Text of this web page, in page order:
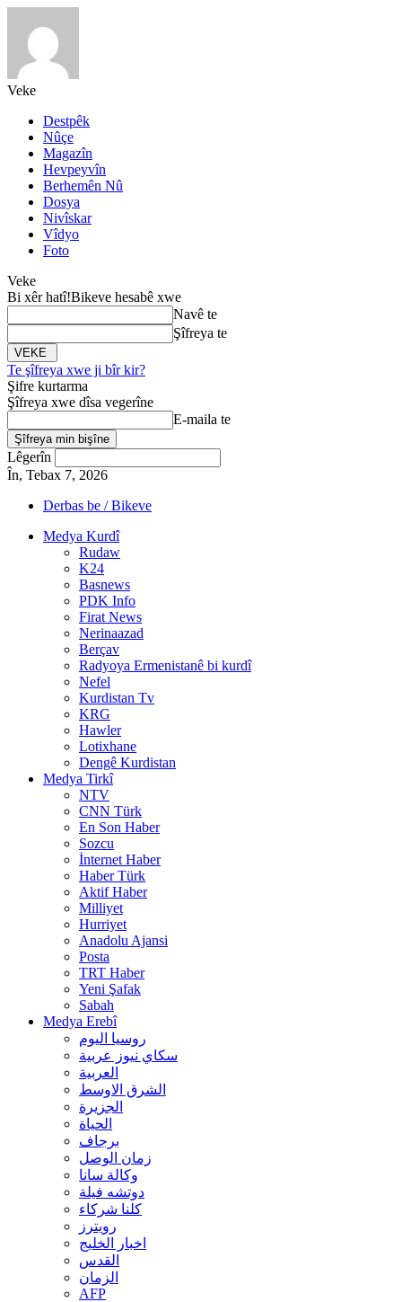
Veke
Destpêk
Nûçe
Magazîn
Hevpeyvîn
Berhemên Nû
Dosya
Nivîskar
Vîdyo
Foto
Veke
Bi xêr hatî!Bikeve hesabê xwe
Navê te
Şîfreya te
Te şîfreya xwe ji bîr kir?
Şifre kurtarma
Şîfreya xwe dîsa vegerîne
E-maila te
Lêgerîn
În, Tebax 7, 2026
Derbas be / Bikeve
Medya Kurdî
Rudaw
K24
Basnews
PDK Info
Firat News
Nerinaazad
Berçav
Radyoya Ermenistanê bi kurdî
Nefel
Kurdistan Tv
KRG
Hawler
Lotixhane
Dengê Kurdistan
Medya Tirkî
NTV
CNN Türk
En Son Haber
Sozcu
İnternet Haber
Haber Türk
Aktif Haber
Milliyet
Hurriyet
Anadolu Ajansi
Posta
TRT Haber
Yeni Şafak
Sabah
Medya Erebî
روسیا الیوم
سكاي نيوز عربية
العربية
الشرق الاوسط
الجزيرة
الحیاة
برجاف
زمان الوصل
وکالة سانا
دوتشه فیلة
کلنا شرکاء
رويترز
اخبار الخلیج
القدس
الزمان
AFP